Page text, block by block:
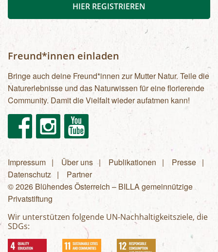
HIER REGISTRIEREN
Freund*innen einladen
Bringe auch deine Freund*innen zur Mutter Natur. Teile die
Naturerlebnisse und das Naturwissen für eine florierende
Community. Damit die Vielfalt wieder aufatmen kann!
FacebookInstagram Youtube
Fußzeilenmenü
Impressum Über uns Publikationen
Presse
Datenschutz
Partner
© 2026 Blühendes Österreich – BILLA gemeinnützige
Privatstiftung
Wir unterstützen folgende UN-Nachhaltigkeitsziele, die
SDGs: